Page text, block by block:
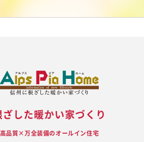
した暖かい家づくり
品質×万全装備のオールイン住宅